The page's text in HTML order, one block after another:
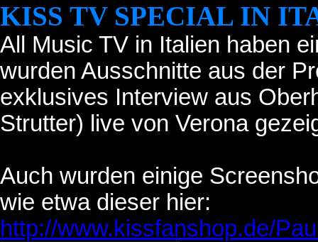
KISS TV SPECIAL IN
All Music TV in Italien haben
wurden Ausschnitte aus der
exklusives Interview aus
Strutter) live von Verona
Auch wurden einige
wie etwa dieser hier:
http://www.kissfanshop.de/